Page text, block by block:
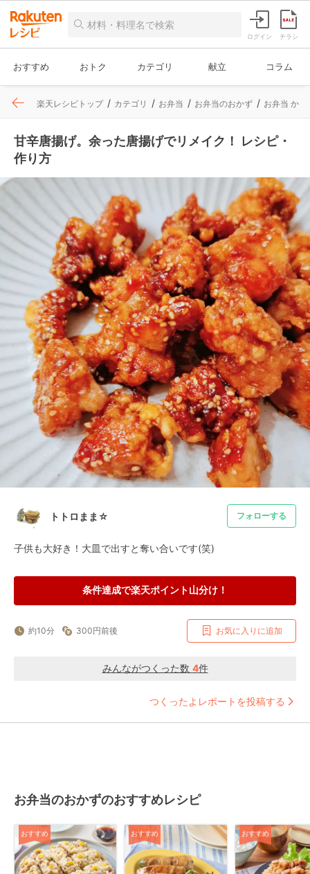
ログイン チラシ
おすすめ おトク カテゴリ 献立 コラム
楽天レシピトップ カテゴリ お弁当 お弁当のおかず お弁当 から
甘辛唐揚げ。余った唐揚げでリメイク！ レシピ・
作り方
トトロまま☆ フォローする
子供も大好き！大皿で出すと奪い合いです(笑)
条件達成で楽天ポイント山分け！
約10分 300円前後 お気に入りに追加
みんながつくった数 4件
つくったよレポートを投稿する
お弁当のおかずのおすすめレシピ
おすすめ おすすめ おすすめ